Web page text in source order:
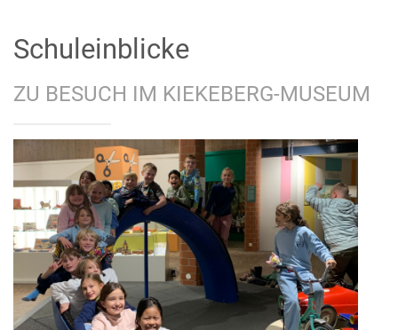
Schuleinblicke
ZU BESUCH IM KIEKEBERG-MUSEUM